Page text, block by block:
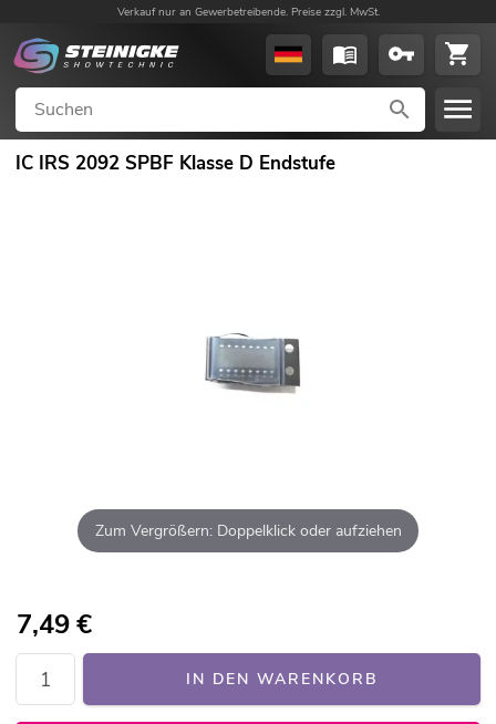
Verkauf nur an Gewerbetreibende. Preise zzgl. MwSt.
IC IRS 2092 SPBF Klasse D Endstufe
Zum Vergrößern: Doppelklick oder aufziehen
7,49€
IN DEN WARENKORB